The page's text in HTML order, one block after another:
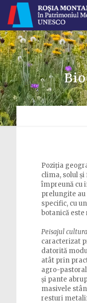
Poziția
clima, solul
împreună cu
prelungite
specific, cu
botanică
Peisajul
caracterizat
datorită
atât prin
agro-
și pante
masivele
resturi